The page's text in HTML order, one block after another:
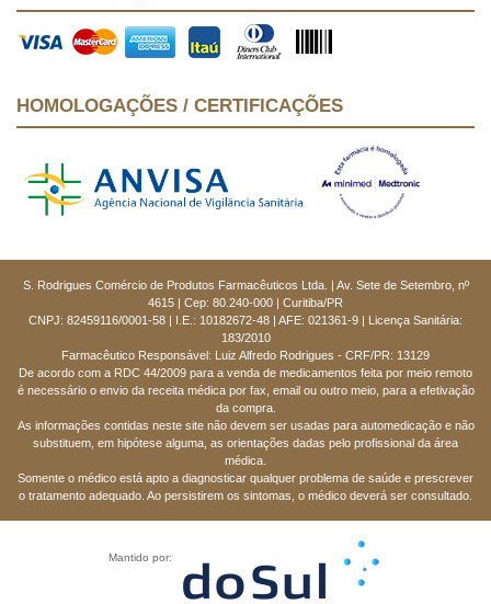
HOMOLOGAÇÕES / CERTIFICAÇÕES
S. Rodrigues Comércio de Produtos Farmacêuticos Ltda. | Av. Sete de Setembro, nº
4615 | Cep: 80.240-000 | Curitiba/PR
CNPJ: 82459116/0001-58 | I.E.: 10182672-48 | AFE: 021361-9 | Licença Sanitária:
183/2010
Farmacêutico Responsável: Luiz Alfredo Rodrigues - CRF/PR: 13129
De acordo com a RDC 44/2009 para a venda de medicamentos feita por meio remoto
é necessário o envio da receita médica por fax, email ou outro meio, para a efetivação
da compra.
As informações contidas neste site não devem ser usadas para automedicação e não
substituem, em hipótese alguma, as orientações dadas pelo profissional da área
médica.
Somente o médico está apto a diagnosticar qualquer problema de saúde e prescrever
o tratamento adequado. Ao persistirem os sintomas, o médico deverá ser consultado.
Mantido por: